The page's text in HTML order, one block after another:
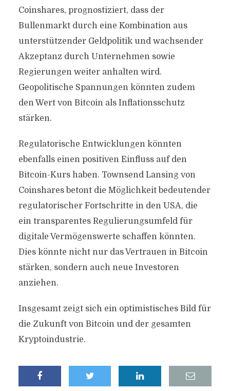
Coinshares, prognostiziert, dass der
Bullenmarkt durch eine Kombination aus
unterstützender Geldpolitik und wachsender
Akzeptanz durch Unternehmen sowie
Regierungen weiter anhalten wird.
Geopolitische Spannungen könnten zudem
den Wert von Bitcoin als Inflationsschutz
stärken.
Regulatorische Entwicklungen könnten
ebenfalls einen positiven Einfluss auf den
Bitcoin-Kurs haben. Townsend Lansing von
Coinshares betont die Möglichkeit bedeutender
regulatorischer Fortschritte in den USA, die
ein transparentes Regulierungsumfeld für
digitale Vermögenswerte schaffen könnten.
Dies könnte nicht nur das Vertrauen in Bitcoin
stärken, sondern auch neue Investoren
anziehen.
Insgesamt zeigt sich ein optimistisches Bild für
die Zukunft von Bitcoin und der gesamten
Kryptoindustrie.